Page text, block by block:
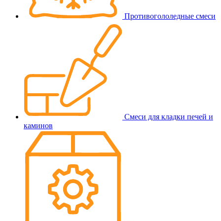
Противогололедные смеси
Смеси для кладки печей и
каминов